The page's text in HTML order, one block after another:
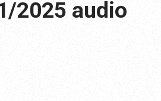
2025 audio